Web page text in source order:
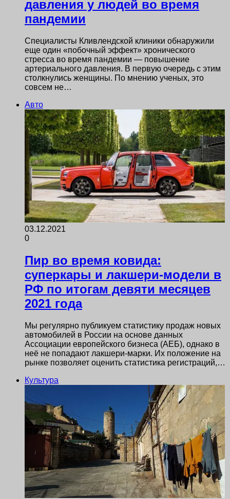
давления у людей во время
пандемии
Специалисты Кливлендской клиники обнаружили
еще один «побочный эффект» хронического
стресса во время пандемии — повышение
артериального давления. В первую очередь с этим
столкнулись женщины. По мнению ученых, это
совсем не…
Авто
03.12.2021
0
Пир во время ковида:
суперкары и лакшери-модели в
РФ по итогам девяти месяцев
2021 года
Мы регулярно публикуем статистику продаж новых
автомобилей в России на основе данных
Ассоциации европейского бизнеса (АЕБ), однако в
неё не попадают лакшери-марки. Их положение на
рынке позволяет оценить статистика регистраций,…
Культура